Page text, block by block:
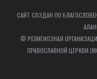
САЙТ СОЗДАН ПО
© РЕЛИГИОЗНАЯ
ПРАВОСЛАВНОЙ ЦЕРКВИ